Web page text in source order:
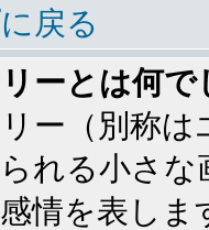
戻る
ーとは何で
ー（別称
れる小さ
情を表しま